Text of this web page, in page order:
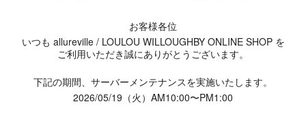
お客様各位
いつも allureville / LOULOU WILLOUGHBY ONLINE SHOP を
ご利用いただき誠にありがとうございます。
下記の期間、サーバーメンテナンスを実施いたします。
2026/05/19（火）AM10:00〜PM1:00